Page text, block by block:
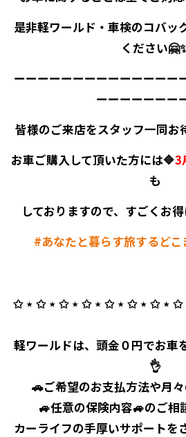
是非軽ワールド・車検のコバッ
ください
ーーーーーーーーーーーーーー
ーーーーーーー
皆様のご来店をスタッフ一同お
お車ご購入して頂いた方には🔷3
も
しておりますので、すごくお
#あなたと暮らす旅するど
✩ ⋆ ✩ ⋆ ✩ ⋆ ✩ ⋆ ✩ ⋆ ✩ ⋆ ✩ ⋆
軽ワールドは、頭金０円でお車
👌
🚗ご希望のお支払方法や月
🚙任意の保険内容🚙のご相
カーライフの手厚いサポートを